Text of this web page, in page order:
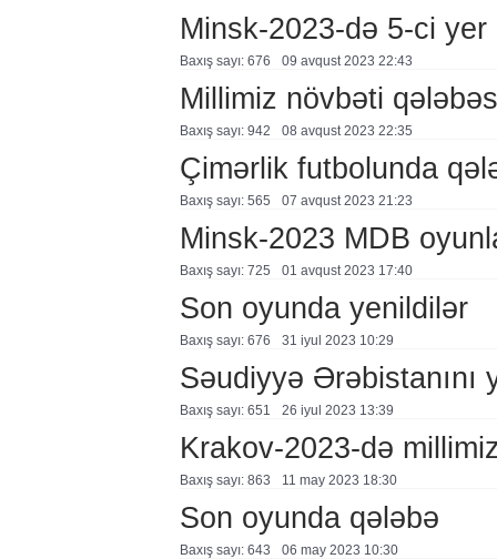
Minsk-2023-də 5-ci yer
Baxış sayı: 676 09 avqust 2023 22:43
Millimiz növbəti
Baxış sayı: 942 08 avqust 2023 22:35
Çimərlik futbolunda
Baxış sayı: 565 07 avqust 2023 21:23
Minsk-2023 MDB
Baxış sayı: 725 01 avqust 2023 17:40
Son oyunda yenildilər
Baxış sayı: 676 31 i̇yul 2023 10:29
Səudiyyə Ərəbistanını
Baxış sayı: 651 26 i̇yul 2023 13:39
Krakov-2023-də
Baxış sayı: 863 11 may 2023 18:30
Son oyunda qələbə
Baxış sayı: 643 06 may 2023 10:30